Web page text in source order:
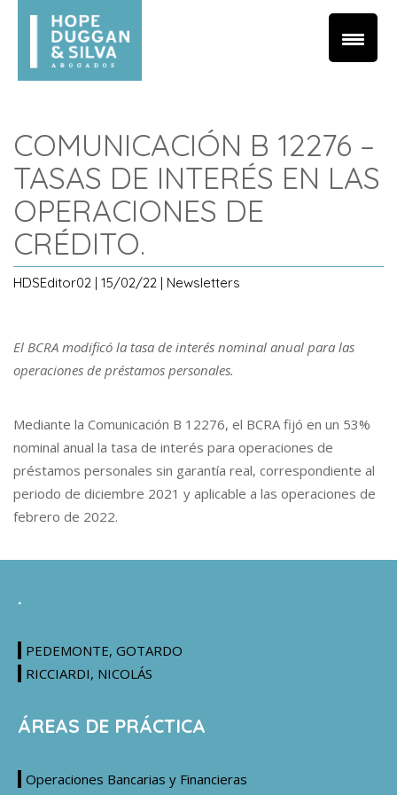
COMUNICACIÓN B 12276 –
TASAS DE INTERÉS EN LAS
OPERACIONES DE
CRÉDITO.
HDSEditor02 | 15/02/22 | Newsletters
El BCRA modificó la tasa de interés nominal anual para las
operaciones de préstamos personales.
Mediante la Comunicación B 12276, el BCRA fijó en un 53%
nominal anual la tasa de interés para operaciones de
préstamos personales sin garantía real, correspondiente al
periodo de diciembre 2021 y aplicable a las operaciones de
febrero de 2022.
.
PEDEMONTE, GOTARDO
RICCIARDI, NICOLÁS
ÁREAS DE PRÁCTICA
Operaciones Bancarias y Financieras